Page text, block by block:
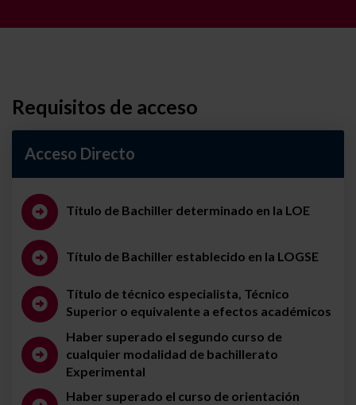
Requisitos de acceso
Acceso Directo
Título de Bachiller determinado en la LOE
Título de Bachiller establecido en la LOGSE
Título de técnico especialista, Técnico
Superior o equivalente a efectos académicos
Haber superado el segundo curso de
cualquier modalidad de bachillerato
Experimental
Haber superado el curso de orientación